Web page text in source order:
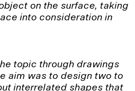
on the surface, taking
into consideration in
topic through drawings
aim was to design two to
interrelated shapes that